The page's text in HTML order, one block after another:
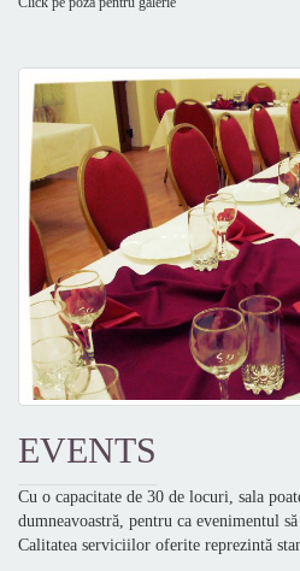
EVENTS
Cu o capacitate de 30 de locuri, sala
dumneavoastră, pentru ca evenimentul
Calitatea serviciilor oferite reprezintă